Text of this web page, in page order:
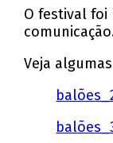
O festival foi
Veja